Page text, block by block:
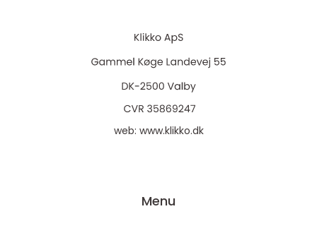
web: www.klikko.dk
Menu